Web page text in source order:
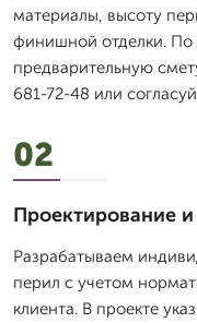
материалы, высоту
финишной отделки. По
предварительную
681-72-48 или
02
Проектирование
Разрабатываем
перил с учетом
клиента. В проекте